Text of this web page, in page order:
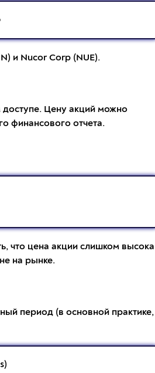
и Nucor Corp (NUE).
доступе. Цену акций можно
финансового отчета.
что цена акции слишком высока
на рынке.
период (в основной практике,